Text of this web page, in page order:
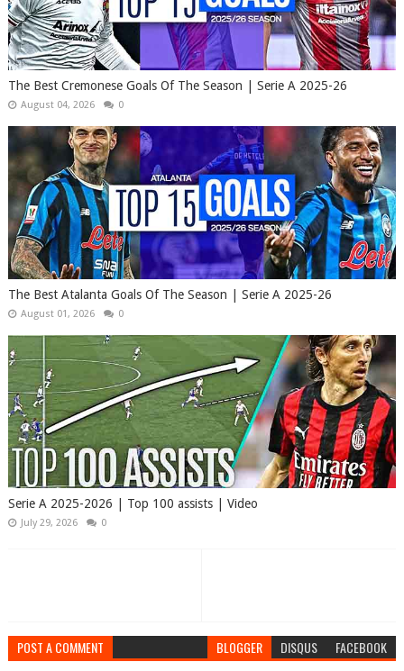
The Best Cremonese Goals Of The Season | Serie A 2025-26
August 04, 2026 0
The Best Atalanta Goals Of The Season | Serie A 2025-26
August 01, 2026 0
Serie A 2025-2026 | Top 100 assists | Video
July 29, 2026 0
POST A COMMENT BLOGGER DISQUS FACEBOOK